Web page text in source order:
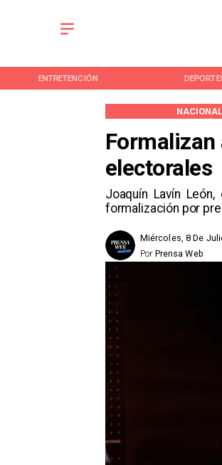
DEPORTES
electorales
Joaquín Lavín
formalización por
NACIONAL
Miércoles, 8 De
Prensa Web
Por